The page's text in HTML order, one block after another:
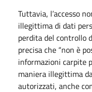
Tuttavia, l’accesso
illegittima di dati
perdita del controllo
precisa che “non è
informazioni carpite
maniera illegittima
autorizzati, anche